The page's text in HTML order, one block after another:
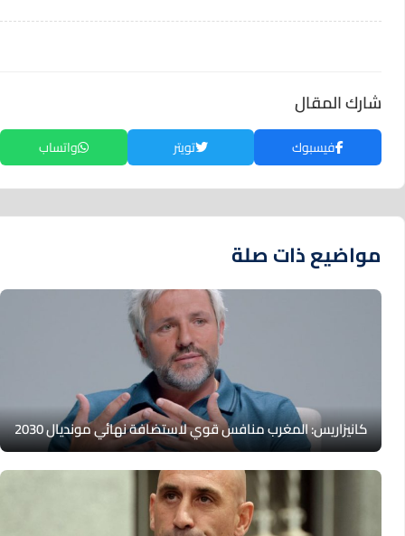
شارك المقال
فيسبوك تويتر واتساب
مواضيع ذات صلة
كانيزاريس: المغرب منافس قوي لاستضافة نهائي مونديال 2030